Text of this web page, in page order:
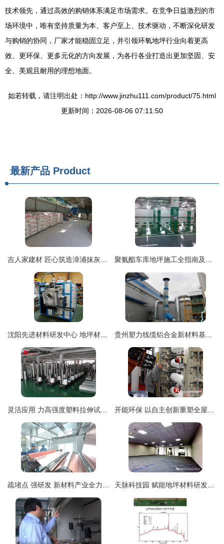
技术领先，通过高效的购销体系满足市场需求。在竞争日益激烈的市
场环境中，唯有坚持质量为本、客户至上、技术驱动，不断深化研发
与购销的协同，厂家才能稳固立足，并引领环氧地坪行业向着更高
效、更环保、更多元化的方向发展，为各行各业打造出更加坚固、安
全、美观且耐用的理想地面。
如若转载，请注明出处：http://www.jinzhu111.com/product/75.html
更新时间：2026-08-06 07:11:50
最新产品 Product